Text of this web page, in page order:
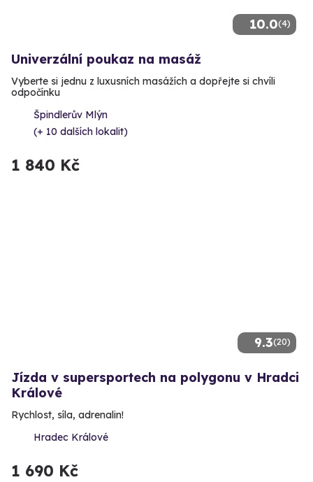
10.0(4)
Univerzální poukaz na masáž
Vyberte si jednu z luxusních masážích a dopřejte si chvíli
odpočínku
Špindlerův Mlýn
(+ 10 dalších lokalit)
1 840 Kč
9.3(20)
Jízda v supersportech na polygonu v Hradci
Králové
Rychlost, síla, adrenalin!
Hradec Králové
1 690 Kč